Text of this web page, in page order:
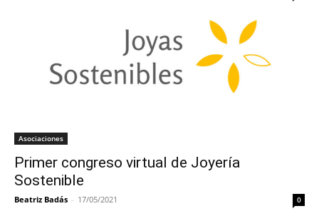
Asociaciones
Primer congreso virtual de Joyería
Sostenible
Beatriz Badás - 17/05/2021 0